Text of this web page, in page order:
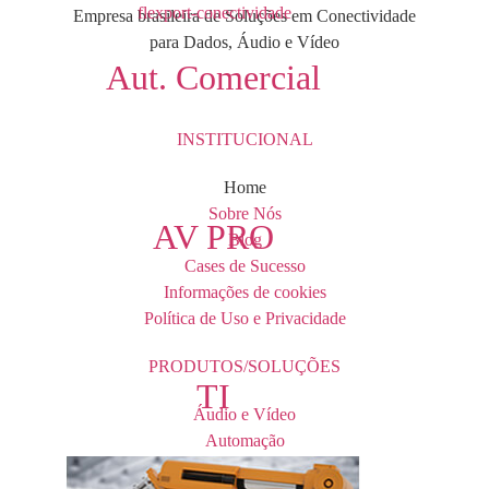
Aut. Comercial
AV PRO
TI
Empresa brasileira de Soluções em Conectividade
para Dados, Áudio e Vídeo
INSTITUCIONAL
Home
Sobre Nós
Blog
Cases de Sucesso
Informações de cookies
Política de Uso e Privacidade
PRODUTOS/SOLUÇÕES
Áudio e Vídeo
Automação
TI